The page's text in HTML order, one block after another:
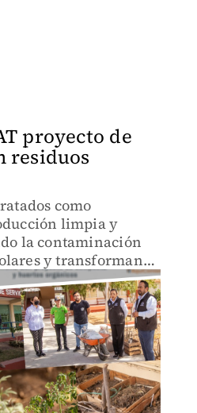
proyecto de
residuos
como
limpia y
la contaminación
y transformando
para darles un